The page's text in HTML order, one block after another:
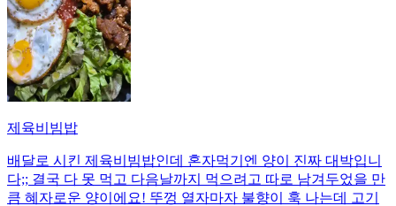
제육비빔밥
배달로 시킨 제육비빔밥인데 혼자먹기엔 양이 진짜 대박입니
다;; 결국 다 못 먹고 다음날까지 먹으려고 따로 남겨두었을 만
큼 혜자로운 양이에요! 뚜껑 열자마자 불향이 훅 나는데 고기